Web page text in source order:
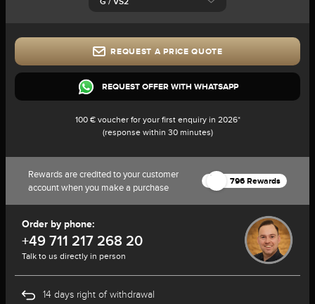
REQUEST A PRICE QUOTE
REQUEST OFFER WITH WHATSAPP
100 € voucher for your first enquiry in 2026*
(response within 30 minutes)
Rewards are credited to your customer
account when you make a purchase
796 Rewards
Order by phone:
+49 711 217 268 20
Talk to us directly in person
14 days right of withdrawal